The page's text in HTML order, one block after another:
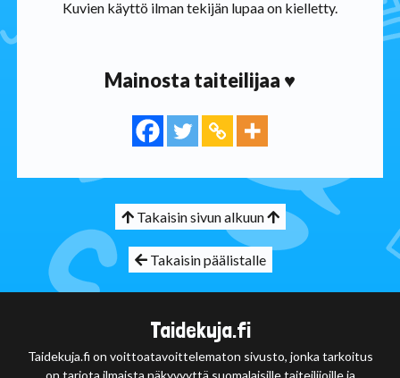
Kuvien käyttö ilman tekijän lupaa on kielletty.
Mainosta taiteilijaa ♥
Takaisin sivun alkuun
Takaisin päälistalle
Taidekuja.fi
Taidekuja.fi on voittoatavoittelematon sivusto, jonka tarkoitus
on tarjota ilmaista näkyvyyttä suomalaisille taiteilijoille ja